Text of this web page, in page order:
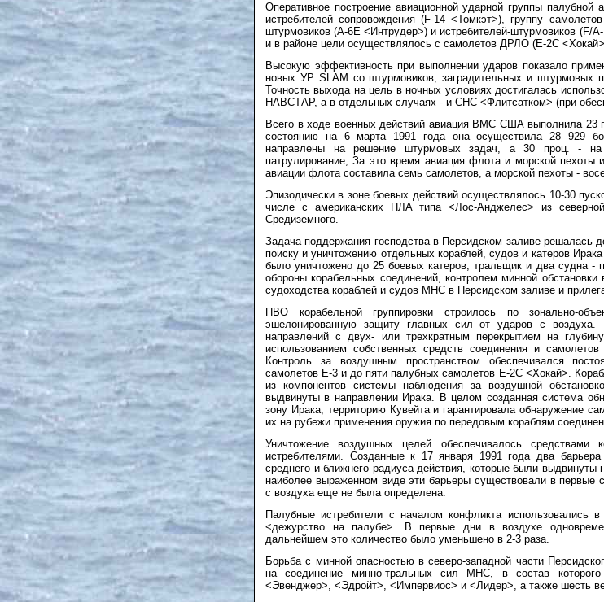
Оперативное построение авиационной ударной группы
истребителей сопровождения (F-14 <Томкэт>), группу
штурмовиков (А-6Е <Интрудер>) и истребителей-штурмовиков (F/
и в районе цели осуществлялось с самолетов ДРЛО (Е-2С
Высокую эффективность при выполнении ударов показало
новых УР SLAM со штурмовиков, заградительных и
Точность выхода на цель в ночных условиях достигалась
НАВСТАР, а в отдельных случаях - и СНС <Флитсатком> (при
Всего в ходе военных действий авиация ВМС США выполнила
состоянию на 6 марта 1991 года она осуществила 28 929
направлены на решение штурмовых задач, а 30 проц. -
патрулирование, За это время авиация флота и морской пехоты
авиации флота составила семь самолетов, а морской пехоты -
Эпизодически в зоне боевых действий осуществлялось 10-30
числе с американских ПЛА типа <Лос-Анджелес> из
Средиземного.
Задача поддержания господства в Персидском заливе
поиску и уничтожению отдельных кораблей, судов и катеров
было уничтожено до 25 боевых катеров, тральщик и два судна -
обороны корабельных соединений, контролем минной обстановки
судоходства кораблей и судов МНС в Персидском заливе и
ПВО корабельной группировки строилось по зонально-
эшелонированную защиту главных сил от ударов с
направлений с двух- или трехкратным перекрытием на
использованием собственных средств соединения и
Контроль за воздушным пространством обеспечивался
самолетов Е-3 и до пяти палубных самолетов Е-2С <Хокай>.
из компонентов системы наблюдения за воздушной
выдвинуты в направлении Ирака. В целом созданная система
зону Ирака, территорию Кувейта и гарантировала обнаружение
их на рубежи применения оружия по передовым кораблям
Уничтожение воздушных целей обеспечивалось
истребителями. Созданные к 17 января 1991 года два
среднего и ближнего радиуса действия, которые были
наиболее выраженном виде эти барьеры существовали в первые
с воздуха еще не была определена.
Палубные истребители с началом конфликта
<дежурство на палубе>. В первые дни в воздухе
дальнейшем это количество было уменьшено в 2-3 раза.
Борьба с минной опасностью в северо-западной части
на соединение минно-тральных сил МНС, в состав
<Эвенджер>, <Эдройт>, <Импервиос> и <Лидер>, а также шесть